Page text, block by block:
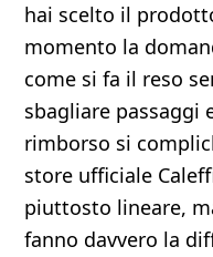
hai scelto il
momento la
come si fa il reso
sbagliare passaggi
rimborso si
store ufficiale
piuttosto lineare,
fanno davvero la